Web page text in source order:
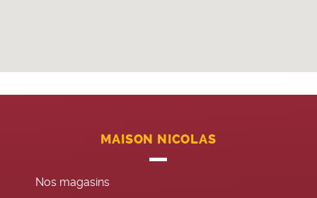
MAISON NICOLAS
Nos magasins